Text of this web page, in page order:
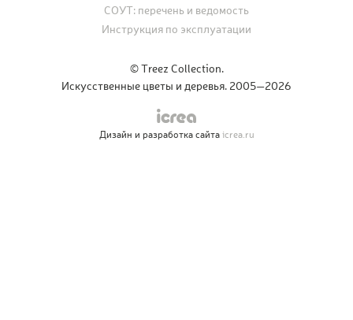
© Treez Collection.
Искусственные цветы и деревья. 2005—2026
СОУТ: перечень и ведомость
Инструкция по эксплуатации
Дизайн и разработка сайтаicrea.ru